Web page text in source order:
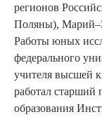
регионов
Поляны),
Работы юных
федерального
учителя высшей
работал старший
образования